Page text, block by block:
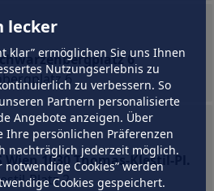
lecker
klar” ermöglichen Sie uns Ihnen
Nutzungserlebnis zu
zu verbessern. So
Partnern personalisierte
Angebote anzeigen. Über
Ihre persönlichen Präferenzen
nachträglich jederzeit möglich.
Cookies” werden
Cookies gespeichert.
6
6
Wien 1030 Thomas-Klestil-Pl.
Platz 2